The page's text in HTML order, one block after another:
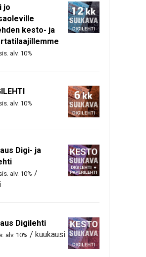
jo
kesto- ja
alv. 10%
alv. 10%
Digi- ja
alv. 10% /
Digilehti
alv. 10% / kuukausi